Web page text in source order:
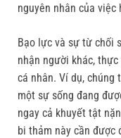
nguyên nhân của việc
Bạo lực và sự từ chối
nhận người khác,
cá nhân. Ví dụ, chúng
một sự sống đang
ngay cả khuyết tật
bi thảm này cần được